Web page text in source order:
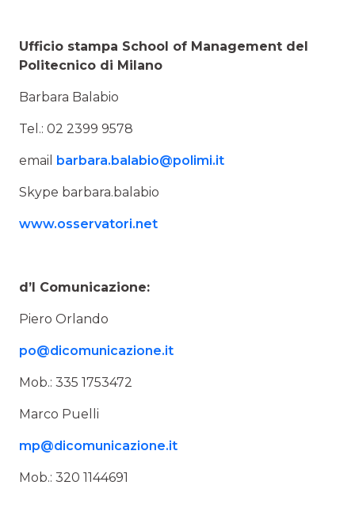
Ufficio stampa School of Management del
Politecnico di Milano
Barbara Balabio
Tel.: 02 2399 9578
email barbara.balabio@polimi.it
Skype barbara.balabio
www.osservatori.net
d’I Comunicazione:
Piero Orlando
po@dicomunicazione.it
Mob.: 335 1753472
Marco Puelli
mp@dicomunicazione.it
Mob.: 320 1144691